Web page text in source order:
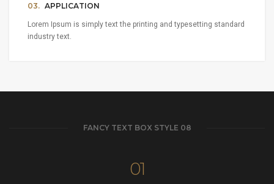
03. APPLICATION
Lorem Ipsum is simply text the printing and typesetting standard
industry text.
FANCY TEXT BOX STYLE 08
01